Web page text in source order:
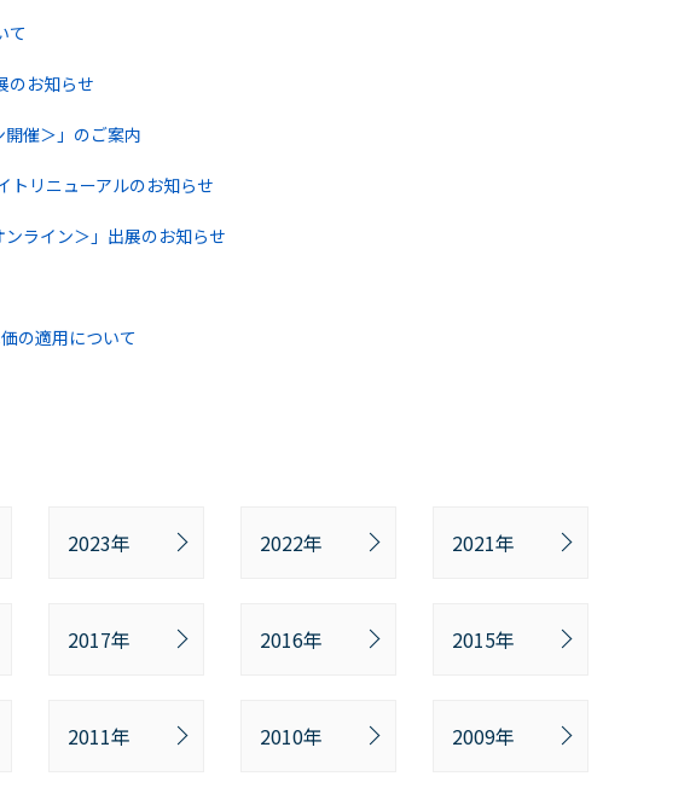
て
のお知らせ
開催＞」のご案内
トリニューアルのお知らせ
ンライン＞」出展のお知らせ
の適用について
2023年 2022年 2021年
2017年 2016年 2015年
2011年 2010年 2009年